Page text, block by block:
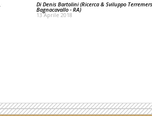
Di Denis Bartolini (Ricerca & Sviluppo
Bagnacavallo - RA)
13 Aprile 2018